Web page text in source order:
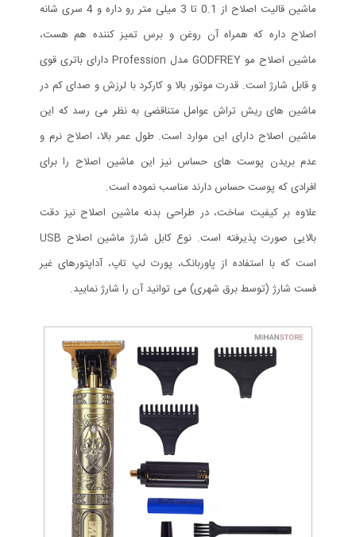
ماشین قالیت اصلاح از 0.1 تا 3 میلی متر رو داره و 4 سری شانه
اصلاح داره که همراه آن روغن و برس تمیز کننده هم هست،
ماشین اصلاح مو GODFREY مدل Profession دارای باتری قوی
و قابل شارژ است. قدرت موتور بالا و کارکرد با لرزش و صدای کم در
ماشین های ریش تراش عوامل متناقضی به نظر می رسد که این
ماشین اصلاح دارای این موارد است. طول عمر بالا، اصلاح نرم و
عدم بریدن پوست های حساس نیز این ماشین اصلاح را برای
افرادی که پوست حساس دارند مناسب نموده است.
علاوه بر کیفیت ساخت، در طراحی بدنه ماشین اصلاح نیز دقت
بالایی صورت پذیرفته است. نوع کابل شارژ ماشین اصلاح USB
است که با استفاده از پاوربانک، پورت لپ تاپ، آداپتورهای غیر
فست شارژ (توسط برق شهری) می توانید آن را شارژ نمایید.